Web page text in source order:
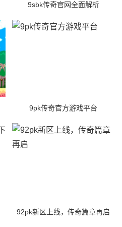
9sbk传奇官网全面解析
9pk传奇官方游戏平台
92pk新区上线，传奇篇章再启